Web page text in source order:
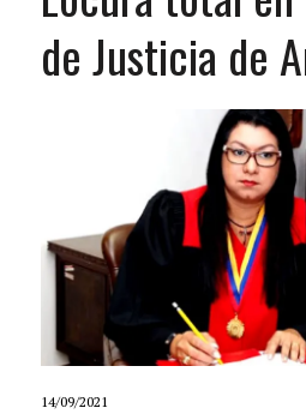
de Justicia de
14/09/2021